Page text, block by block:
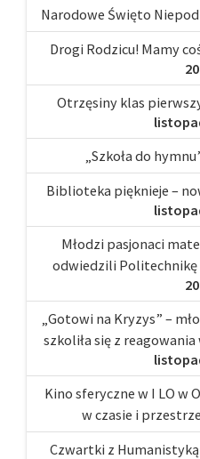
Narodowe Święto
Drogi Rodzicu! Mamy
Otrzęsiny klas
„Szkoła do
Biblioteka pięknieje –
Młodzi pasjonaci
odwiedzili Politechnikę
„Gotowi na Kryzys” –
szkoliła się z
Kino sferyczne w I LO w
w czasie i
Czwartki z